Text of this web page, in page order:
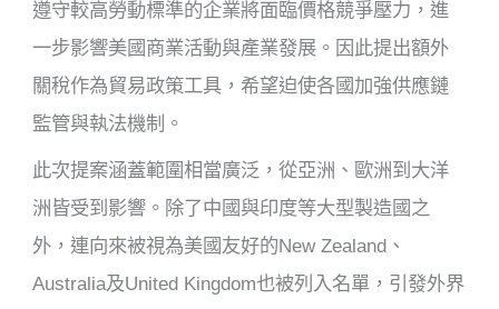
遵守較高勞動標準的企業將面臨價格競爭壓力，進
一步影響美國商業活動與產業發展。因此提出額外
關稅作為貿易政策工具，希望迫使各國加強供應鏈
監管與執法機制。
此次提案涵蓋範圍相當廣泛，從亞洲、歐洲到大洋
洲皆受到影響。除了中國與印度等大型製造國之
外，連向來被視為美國友好的New Zealand、
Australia及United Kingdom也被列入名單，引發外界